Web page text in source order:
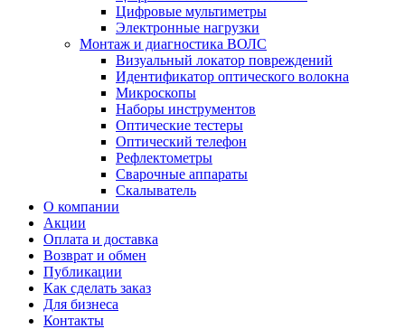
Цифровые мультиметры
Электронные нагрузки
Монтаж и диагностика ВОЛС
Визуальный локатор повреждений
Идентификатор оптического волокна
Микроскопы
Наборы инструментов
Оптические тестеры
Оптический телефон
Рефлектометры
Сварочные аппараты
Скалыватель
О компании
Акции
Оплата и доставка
Возврат и обмен
Публикации
Как сделать заказ
Для бизнеса
Контакты